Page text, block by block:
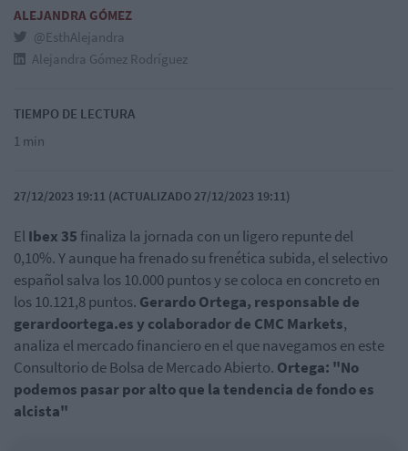
ALEJANDRA GÓMEZ
@EsthAlejandra
Alejandra Gómez Rodríguez
TIEMPO DE LECTURA
1 min
27/12/2023 19:11 (ACTUALIZADO 27/12/2023 19:11)
ElIbex 35 finaliza la jornada con un ligero repunte del
0,10%. Y aunque ha frenado su frenética subida, el selectivo
español salva los 10.000 puntos y se coloca en concreto en
los 10.121,8 puntos. Gerardo Ortega, responsable de
gerardoortega.es y colaborador de CMC Markets,
analiza el mercado financiero en el que navegamos en este
Consultorio de Bolsa de Mercado Abierto. Ortega: "No
podemos pasar por alto que la tendencia de fondo es
alcista"